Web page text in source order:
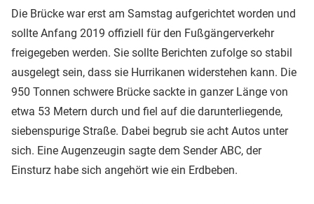
Die Brücke war erst am Samstag aufgerichtet worden und
sollte Anfang 2019 offiziell für den Fußgängerverkehr
freigegeben werden. Sie sollte Berichten zufolge so stabil
ausgelegt sein, dass sie Hurrikanen widerstehen kann. Die
950 Tonnen schwere Brücke sackte in ganzer Länge von
etwa 53 Metern durch und fiel auf die darunterliegende,
siebenspurige Straße. Dabei begrub sie acht Autos unter
sich. Eine Augenzeugin sagte dem Sender ABC, der
Einsturz habe sich angehört wie ein Erdbeben.